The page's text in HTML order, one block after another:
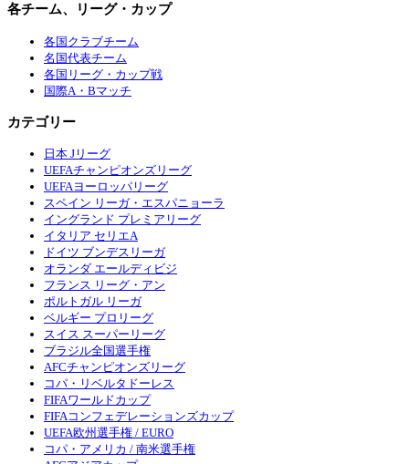
各チーム、リーグ・カップ
各国クラブチーム
名国代表チーム
各国リーグ・カップ戦
国際A・Bマッチ
カテゴリー
日本 Jリーグ
UEFAチャンピオンズリーグ
UEFAヨーロッパリーグ
スペイン リーガ・エスパニョーラ
イングランド プレミアリーグ
イタリア セリエA
ドイツ ブンデスリーガ
オランダ エールディビジ
フランス リーグ・アン
ポルトガル リーガ
ベルギー プロリーグ
スイス スーパーリーグ
ブラジル全国選手権
AFCチャンピオンズリーグ
コパ・リベルタドーレス
FIFAワールドカップ
FIFAコンフェデレーションズカップ
UEFA欧州選手権 / EURO
コパ・アメリカ / 南米選手権